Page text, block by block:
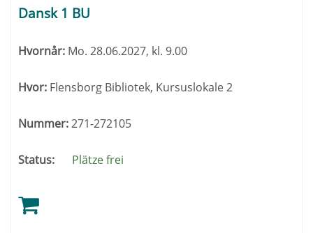
Tabeloverskrifter
kan
Dansk 1 BU
Hvornår: Mo. 28.06.2027, kl. 9.00
Hvor: Flensborg Bibliotek, Kursuslokale 2
Nummer:271-272105
Status: Plätze frei